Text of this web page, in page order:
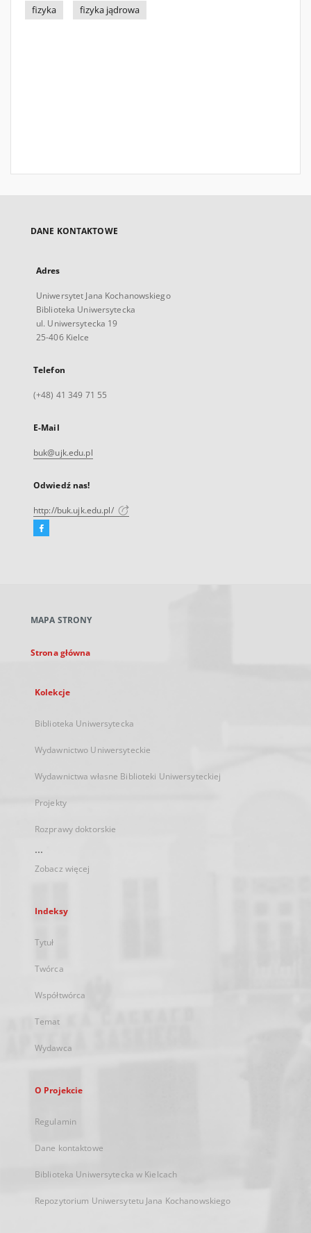
fizyka
fizyka jądrowa
DANE KONTAKTOWE
Adres
Uniwersytet Jana Kochanowskiego
Biblioteka Uniwersytecka
ul. Uniwersytecka 19
25-406 Kielce
Telefon
(+48) 41 349 71 55
E-Mail
buk@ujk.edu.pl
Odwiedź nas!
http://buk.ujk.edu.pl/
Facebook
karcie
MAPA STRONY
Strona główna
Kolekcje
Biblioteka Uniwersytecka
Wydawnictwo Uniwersyteckie
Wydawnictwa własne Biblioteki Uniwersyteckiej
Projekty
Rozprawy doktorskie
...
Zobacz więcej
Indeksy
Tytuł
Twórca
Współtwórca
Temat
Wydawca
O Projekcie
Regulamin
Dane kontaktowe
Biblioteka Uniwersytecka w Kielcach
Repozytorium Uniwersytetu Jana Kochanowskiego